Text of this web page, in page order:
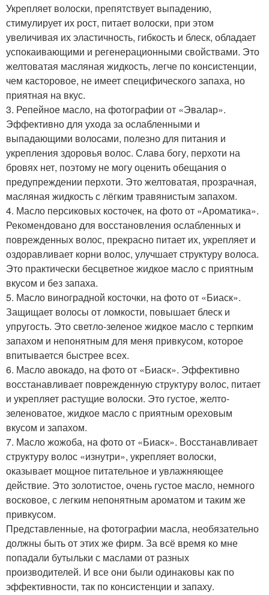
Укрепляет волоски, препятствует выпадению,
стимулирует их рост, питает волоски, при этом
увеличивая их эластичность, гибкость и блеск, обладает
успокаивающими и регенерационными свойствами. Это
желтоватая масляная жидкость, легче по консистенции,
чем касторовое, не имеет специфического запаха, но
приятная на вкус.
3. Репейное масло, на фотографии от «Эвалар».
Эффективно для ухода за ослабленными и
выпадающими волосами, полезно для питания и
укрепления здоровья волос. Слава богу, перхоти на
бровях нет, поэтому не могу оценить обещания о
предупреждении перхоти. Это желтоватая, прозрачная,
масляная жидкость с лёгким травянистым запахом.
4. Масло персиковых косточек, на фото от «Ароматика».
Рекомендовано для восстановления ослабленных и
поврежденных волос, прекрасно питает их, укрепляет и
оздоравливает корни волос, улучшает структуру волоса.
Это практически бесцветное жидкое масло с приятным
вкусом и без запаха.
5. Масло виноградной косточки, на фото от «Биаск».
Защищает волосы от ломкости, повышает блеск и
упругость. Это светло-зеленое жидкое масло с терпким
запахом и непонятным для меня привкусом, которое
впитывается быстрее всех.
6. Масло авокадо, на фото от «Биаск». Эффективно
восстанавливает поврежденную структуру волос, питает
и укрепляет растущие волоски. Это густое, желто-
зеленоватое, жидкое масло с приятным ореховым
вкусом и запахом.
7. Масло жожоба, на фото от «Биаск». Восстанавливает
структуру волос «изнутри», укрепляет волоски,
оказывает мощное питательное и увлажняющее
действие. Это золотистое, очень густое масло, немного
восковое, с легким непонятным ароматом и таким же
привкусом.
Представленные, на фотографии масла, необязательно
должны быть от этих же фирм. За всё время ко мне
попадали бутыльки с маслами от разных
производителей. И все они были одинаковы как по
эффективности, так по консистенции и запаху.